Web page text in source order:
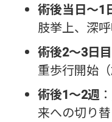
術後当日〜1
肢挙上、深
術後2〜3日目
重歩行開始
術後1〜2週 ：
来への切り